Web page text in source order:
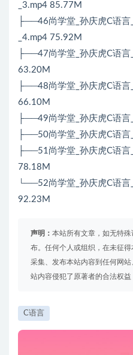
_3.mp4 85.77M
├──46尚学堂_孙庆虎C语言
_4.mp4 75.92M
├──47尚学堂_孙庆虎C语
63.20M
├──48尚学堂_孙庆虎C语
66.10M
├──49尚学堂_孙庆虎C语
├──50尚学堂_孙庆虎C语
├──51尚学堂_孙庆虎C语言
78.18M
└──52尚学堂_孙庆虎C语言
92.23M
声明： 本站所有文章，如无特
布。任何个人或组织，在未征得
采集、发布本站内容到任何网
站内容侵犯了原著者的合法权益
C语言